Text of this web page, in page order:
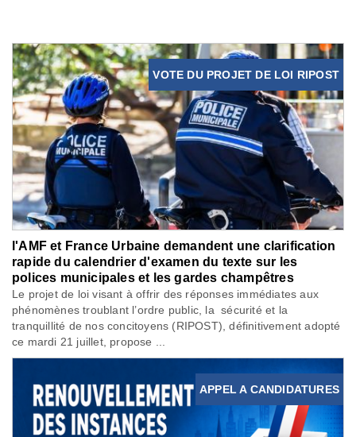
VOTE DU PROJET DE LOI RIPOST
l'AMF et France Urbaine demandent une clarification
rapide du calendrier d'examen du texte sur les
polices municipales et les gardes champêtres
Le projet de loi visant à offrir des réponses immédiates aux
phénomènes troublant l’ordre public, la sécurité et la
tranquillité de nos concitoyens (RIPOST), définitivement adopté
ce mardi 21 juillet, propose ...
APPEL A CANDIDATURES